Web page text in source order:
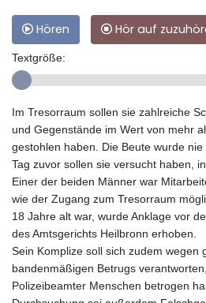
Hören Hör auf
Textgröße:
Im Tresorraum sollen sie zahlreiche
und Gegenstände im Wert von mehr
gestohlen haben. Die Beute wurde
Tag zuvor sollen sie versucht haben,
Einer der beiden Männer war
wie der Zugang zum Tresorraum
18 Jahre alt war, wurde Anklage vor
des Amtsgerichts Heilbronn erhoben.
Sein Komplize soll sich zudem wegen
bandenmäßigen Betrugs
Polizeibeamter Menschen betrogen